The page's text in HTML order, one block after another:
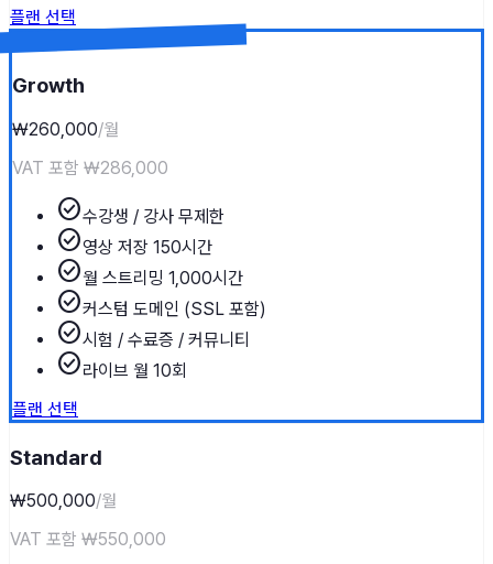
플랜 선택
Growth
₩260,000/월
VAT 포함 ₩286,000
check_circle수강생 / 강사 무제한
check_circle영상 저장 150시간
check_circle월 스트리밍 1,000시간
check_circle커스텀 도메인 (SSL 포함)
check_circle시험 / 수료증 / 커뮤니티
check_circle라이브 월 10회
플랜 선택
Standard
₩500,000/월
VAT 포함 ₩550,000